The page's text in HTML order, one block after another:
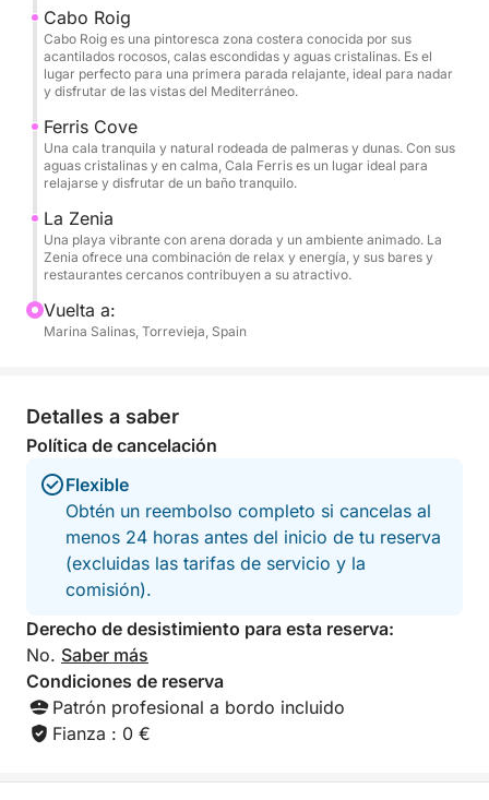
del sol, GPS, plotter y sonda, una zona para tomar
el sol en proa y una mesa en proa para hasta 6
personas, perfecta para compartir bebidas o
aperitivos mientras fondea en una hermosa bahía. La
embarcación también cuenta con ducha, WC,
equipo de música, suelo acolchado, portacañas,
equipo de fondeo y molinete eléctrico, garantizando
comodidad y practicidad durante todo el día.
Impulsada por un motor Honda de cuatro tiempos y
100 CV, esta embarcación ofrece un rendimiento
fiable con bajo consumo de combustible, lo que la
convierte en una excelente opción para una
acuático, añadiendo una opción más dinámica para
quienes deseen un poco más de diversión durante la
experiencia.
Durante el recorrido, tendrá la oportunidad de hacer
paradas en Cabo Roig, Cala Ferris y La Zenia, tres
hermosos parajes costeros conocidos por sus aguas
cristalinas y su ambiente relajado. Estas paradas son
disfrutar del litoral a su propio ritmo.
Tanto si planea un día tranquilo en familia, una
divertida excursión con amigos o una soleada
aventura costera, esta embarcación ofrece el
Cabo Roig
Cabo Roig es una pintoresca zona costera conocida por sus
acantilados rocosos, calas escondidas y aguas cristalinas. Es el
lugar perfecto para una primera parada relajante, ideal para nadar
y disfrutar de las vistas del Mediterráneo.
Ferris Cove
Una cala tranquila y natural rodeada de palmeras y dunas. Con sus
aguas cristalinas y en calma, Cala Ferris es un lugar ideal para
relajarse y disfrutar de un baño tranquilo.
La Zenia
Una playa vibrante con arena dorada y un ambiente animado. La
Zenia ofrece una combinación de relax y energía, y sus bares y
restaurantes cercanos contribuyen a su atractivo.
Vuelta a:
Marina Salinas, Torrevieja, Spain
Detalles a saber
Política de cancelación
Flexible
Obtén un reembolso completo si cancelas al
menos 24 horas antes del inicio de tu reserva
(excluidas las tarifas de servicio y la
comisión).
Derecho de desistimiento para esta reserva:
No. Saber más
Condiciones de reserva
Patrón profesional a bordo incluido
Fianza : 0 €